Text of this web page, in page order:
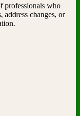
professionals who
address changes, or